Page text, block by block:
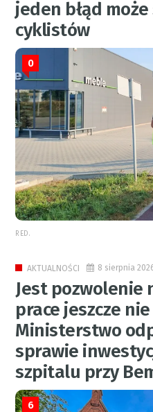
jeden błąd
cyklistów
0
RED.
AKTUALNOŚCI 8 sierpnia
Jest pozwolenie
prace jeszcze nie
Ministerstwo
sprawie
szpitalu przy
6